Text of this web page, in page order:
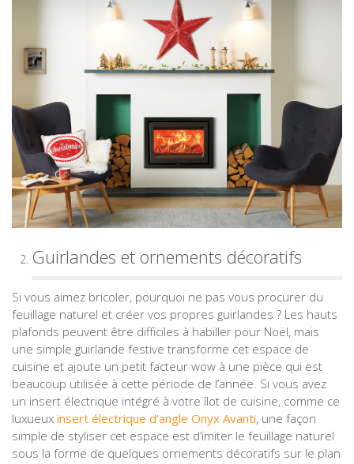
Guirlandes et ornements décoratifs
Si vous aimez bricoler, pourquoi ne pas vous procurer du
feuillage naturel et créer vos propres guirlandes ? Les hauts
plafonds peuvent être difficiles à habiller pour Noël, mais
une simple guirlande festive transforme cet espace de
cuisine et ajoute un petit facteur wow à une pièce qui est
beaucoup utilisée à cette période de l’année. Si vous avez
un insert électrique intégré à votre îlot de cuisine, comme ce
luxueux insert électrique d’angle Onyx Avanti, une façon
simple de styliser cet espace est d’imiter le feuillage naturel
sous la forme de quelques ornements décoratifs sur le plan